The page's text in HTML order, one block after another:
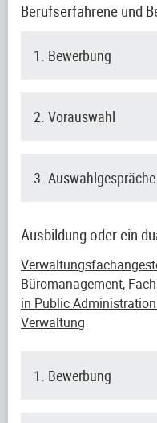
Berufserfahrene und
1. Bewerbung
2. Vorauswahl
3. Auswahlgespräche
Ausbildung oder ein
Büromanagement,
in Public
Verwaltung
1. Bewerbung